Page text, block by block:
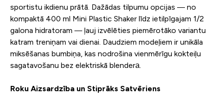
sportistu ikdienu prātā. Dažādas tilpumu opcijas — no
kompaktā 400 ml Mini Plastic Shaker līdz ietilpīgajam 1/2
galona hidratoram — ļauj izvēlēties piemērotāko variantu
katram treniņam vai dienai. Daudziem modeļiem ir unikāla
miksēšanas bumbiņa, kas nodrošina vienmērīgu kokteiļu
sagatavošanu bez elektriskā blenderа.
Roku Aizsardzība un Stiprāks Satvēriens